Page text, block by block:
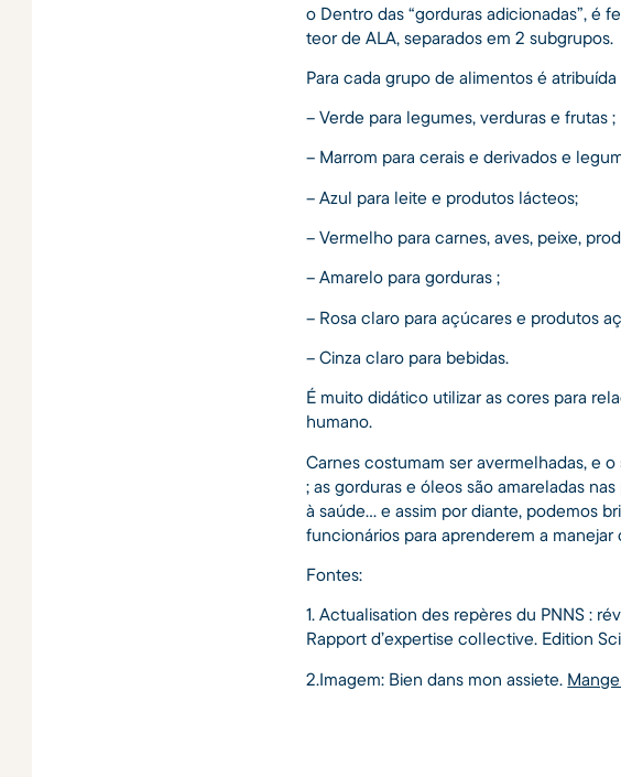
o Dentro das “gorduras adicionadas”, é
teor de ALA, separados em 2 subgrupos.
Para cada grupo de alimentos é
– Verde para legumes, verduras e frutas ;
– Marrom para cerais e derivados e
– Azul para leite e produtos lácteos;
– Vermelho para carnes, aves, peixe,
– Amarelo para gorduras ;
– Rosa claro para açúcares e produtos
– Cinza claro para bebidas.
É muito didático utilizar as cores para
humano.
Carnes costumam ser avermelhadas, e
; as gorduras e óleos são amareladas
à saúde… e assim por diante, podemos
funcionários para aprenderem a
Fontes:
1. Actualisation des repères du PNNS :
Rapport d’expertise collective. Edition
2.Imagem: Bien dans mon assiete.